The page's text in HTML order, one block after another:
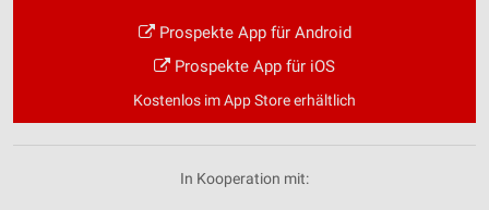
Prospekte App für Android
Prospekte App für iOS
Kostenlos im App Store erhältlich
In Kooperation mit: